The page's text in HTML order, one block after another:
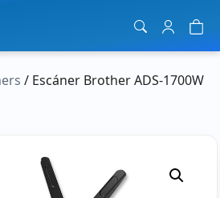
/ Escáner Brother ADS-1700W